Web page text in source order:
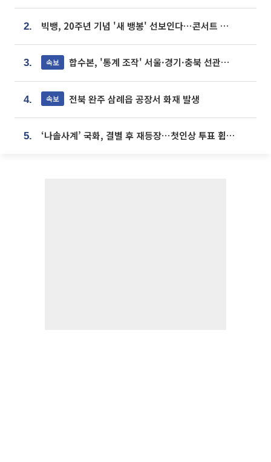
2. 빅뱅, 20주년 기념 '새 뱅봉' 선보인다⋯콘서트 앞두고 팝업 개최
3. 속보 합수본, '통계 조작' 서울·경기·충북 선관위 등 추가 압수수색
4. 속보 전북 완주 삼례읍 공장서 화재 발생
5. ‘나솔사계’ 국화, 결별 후 재등장⋯첫인상 투표 휩쓸고 ‘인기녀’ 등극